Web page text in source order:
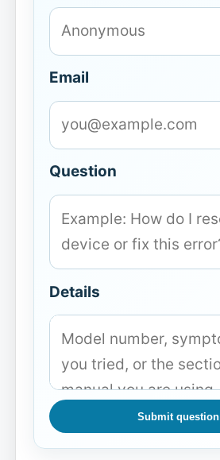
Email
Question
Details
Submit question